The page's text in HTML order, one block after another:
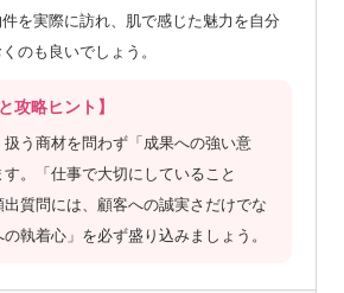
を実際に訪れ、肌で感じた魅力を自分
のも良いでしょう。
攻略ヒント】
う商材を問わず「成果への強い意
。「仕事で大切にしていること
質問には、顧客への誠実さだけでな
執着心」を必ず盛り込みましょう。